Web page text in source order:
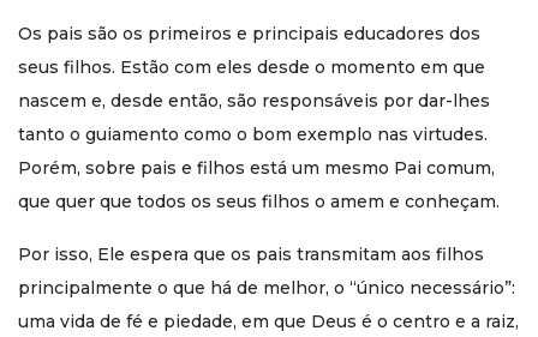
enfoque destaca a responsabilidade dos pais, o valor do
exemplo e a necessidade de compreender o crescimento
livre, consciente e amoroso.
Este livro ensina como
prática?
Sim. Um dos pontos centrais da obra é mostrar que a
Os pais são os primeiros e principais educadores dos
seus filhos. Estão com eles desde o momento em que
nascem e, desde então, são responsáveis por dar-lhes
tanto o guiamento como o bom exemplo nas virtudes.
Porém, sobre pais e filhos está um mesmo Pai comum,
que quer que todos os seus filhos o amem e conheçam.
Por isso, Ele espera que os pais transmitam aos filhos
principalmente o que há de melhor, o “único necessário”:
uma vida de fé e piedade, em que Deus é o centro e a raiz,